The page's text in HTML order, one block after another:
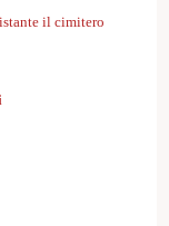
il cimitero